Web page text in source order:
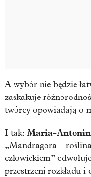
A wybór nie będzie
zaskakuje
twórcy opowiadają o
I tak: Maria-
„Mandragora –
człowiekiem”
przestrzeni rozkładu i